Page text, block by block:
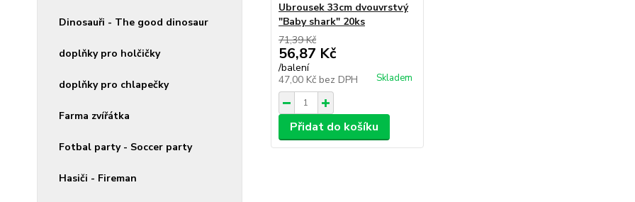
Dinosauři - The good dinosaur
doplňky pro holčičky
doplňky pro chlapečky
Farma zvířátka
Fotbal party - Soccer party
Hasiči - Fireman
Ubrousek 33cm dvouvrstvý
"Baby shark" 20ks
71,39 Kč
56,87 Kč
/balení
47,00 Kč bez DPH Skladem
Přidat do košíku